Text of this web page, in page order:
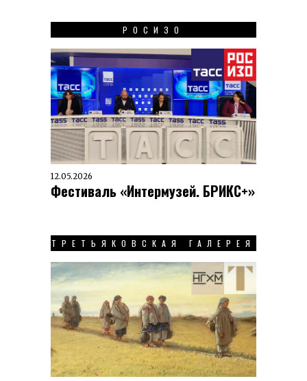
РОСИЗО
12.05.2026
Фестиваль «Интермузей. БРИКС+»
ТРЕТЬЯКОВСКАЯ ГАЛЕРЕЯ